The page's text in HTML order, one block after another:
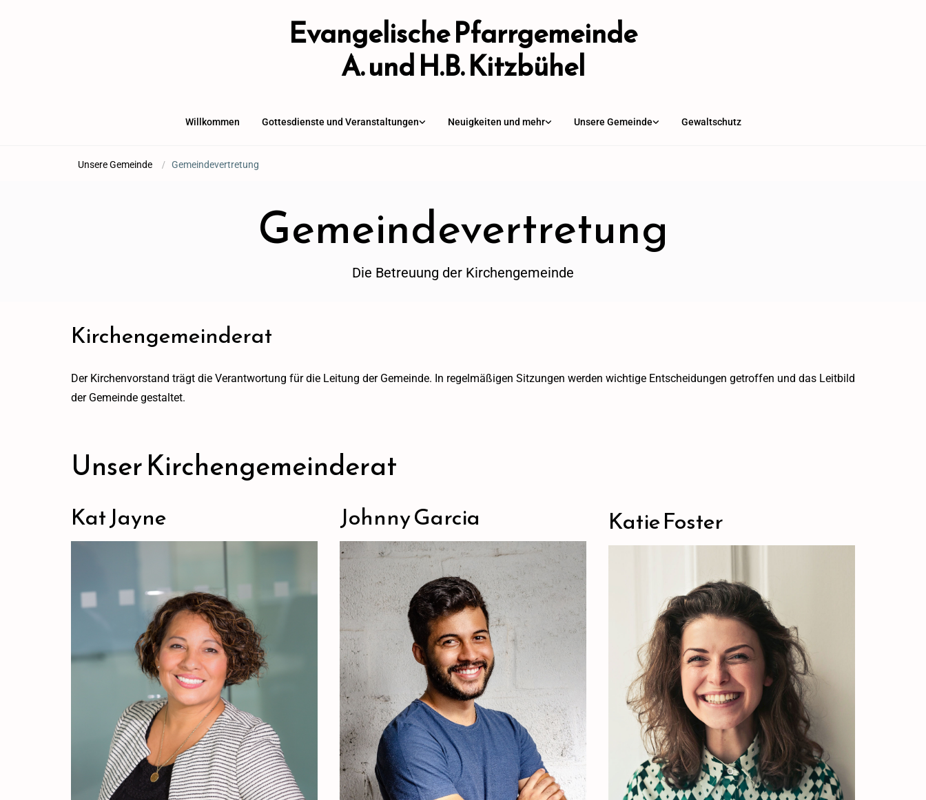
Evangelische Pfarrgemeinde
A. und H.B. Kitzbühel
Willkommen Gottesdienste und Veranstaltungen Neuigkeiten und mehr Unsere Gemeinde Gewaltschutz
Unsere Gemeinde / Gemeindevertretung
Gemeindevertretung
Die Betreuung der Kirchengemeinde
Kirchengemeinderat
Der Kirchenvorstand trägt die Verantwortung für die Leitung der Gemeinde. In regelmäßigen Sitzungen werden wichtige Entscheidungen getroffen und das Leitbild
der Gemeinde gestaltet.
Unser Kirchengemeinderat
Kat Jayne Johnny Garcia Katie Foster